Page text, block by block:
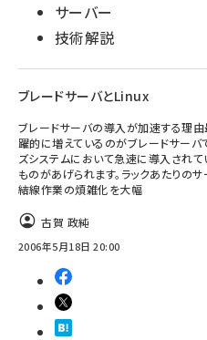
サーバー
技術解説
ブレードサーバとLinux
ブレードサーバの導入が加速する理由
躍的に増えているのがブレードサーバ
ズシステムにおいて急速に導入され
ものがあげられます。ラックあたりの
結線作業の煩雑化を大幅
古賀 政純
2006年5月18日 20:00